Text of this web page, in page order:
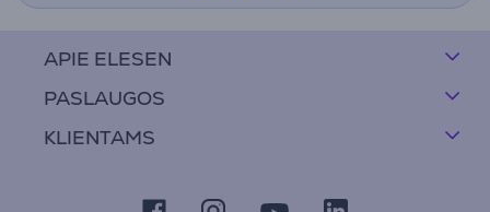
APIE ELESEN
PASLAUGOS
KLIENTAMS